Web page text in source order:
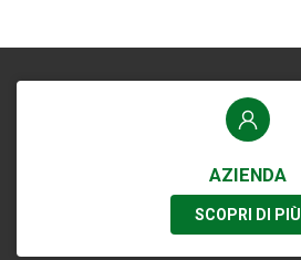
AZIENDA
SCOPRI DI PIÙ